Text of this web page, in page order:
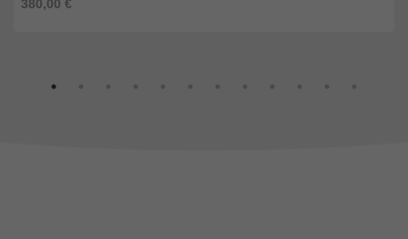
380,00 €